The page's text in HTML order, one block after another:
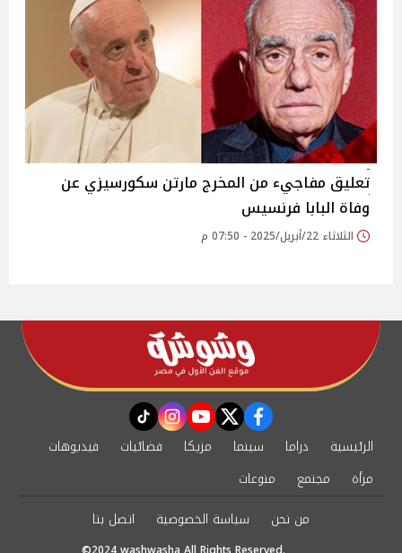
تعليق مفاجيء من المخرج مارتن سكورسيزي عن
وفاة البابا فرنسيس
الثلاثاء 22/أبريل/2025 - 07:50 م
facebook
twitter
youtube
instagram
tiktok
الرئيسية دراما سينما مزيكا فضائيات
فيديوهات
مرأة
مجتمع
منوعات
من نحن
سياسة الخصوصية اتصل بنا